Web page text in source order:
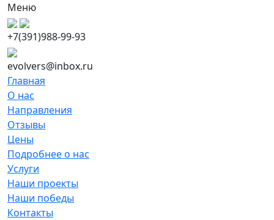
Меню
+7(391)988-99-93
evolvers@inbox.ru
Главная
О нас
Направления
Отзывы
Цены
Подробнее о нас
Услуги
Наши проекты
Наши победы
Контакты